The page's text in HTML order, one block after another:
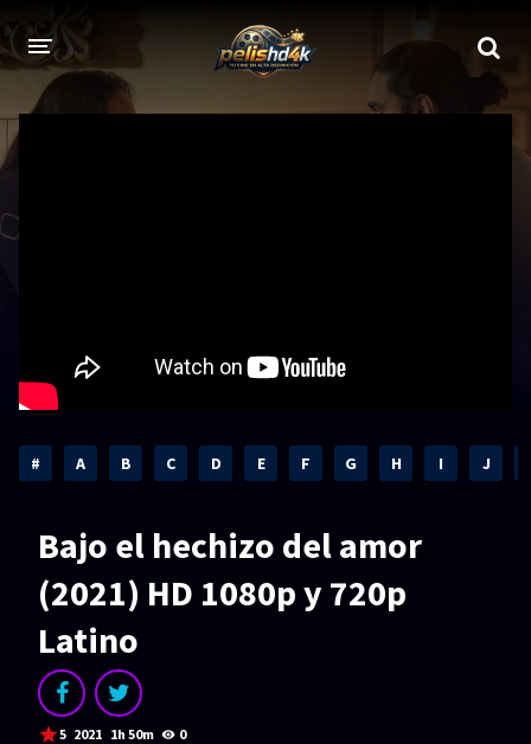
h265 HEVC 1080p REMUX
GÉNEROS
Acción Animación
Aventura Ciencia ficción
Comedia
Terror
Familia
# A B C D E F G H I J
Bajo el hechizo del amor
(2021) HD 1080p y 720p
Latino
5 2021 1h 50m 0